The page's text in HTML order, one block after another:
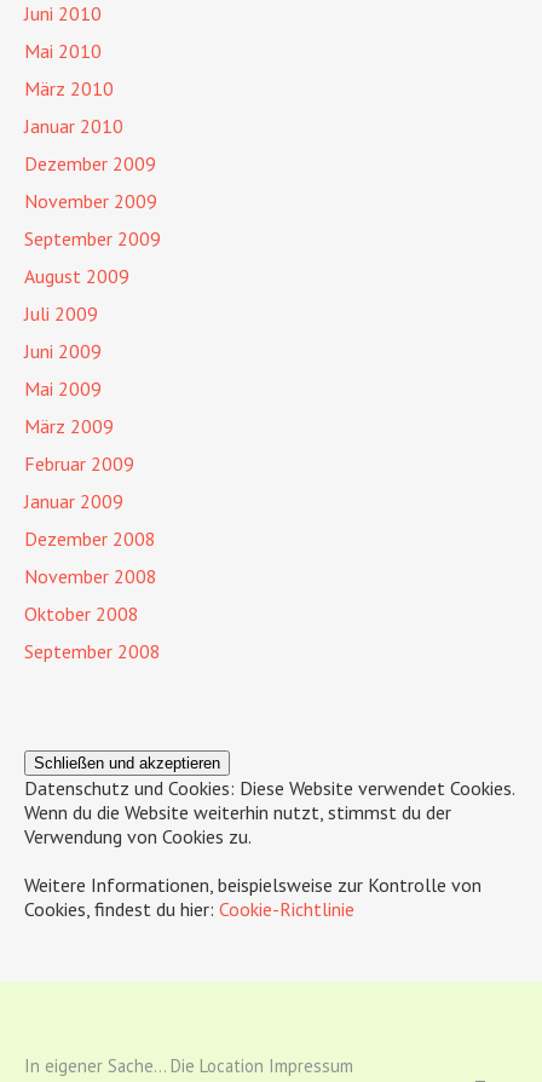
Juni 2010
Mai 2010
März 2010
Januar 2010
Dezember 2009
November 2009
September 2009
August 2009
Juli 2009
Juni 2009
Mai 2009
März 2009
Februar 2009
Januar 2009
Dezember 2008
November 2008
Oktober 2008
September 2008
Datenschutz und Cookies: Diese Website verwendet Cookies.
Wenn du die Website weiterhin nutzt, stimmst du der
Verwendung von Cookies zu.
Weitere Informationen, beispielsweise zur Kontrolle von
Cookies, findest du hier: Cookie-Richtlinie
In eigener Sache... Die Location Impressum